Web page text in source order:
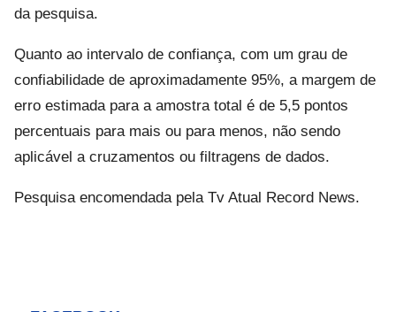
da pesquisa.
Quanto ao intervalo de confiança, com um grau de
confiabilidade de aproximadamente 95%, a margem de
erro estimada para a amostra total é de 5,5 pontos
percentuais para mais ou para menos, não sendo
aplicável a cruzamentos ou filtragens de dados.
Pesquisa encomendada pela Tv Atual Record News.